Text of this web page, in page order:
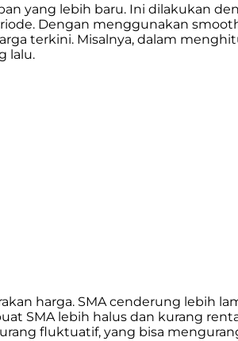
yang lebih baru. Ini dilakukan
Dengan menggunakan
terkini. Misalnya, dalam
lalu.
harga. SMA cenderung lebih
SMA lebih halus dan kurang
fluktuatif, yang bisa